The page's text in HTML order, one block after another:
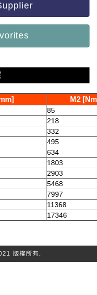
M2
85
218
332
495
634
1803
2903
5468
7997
11368
17346
版權所有.